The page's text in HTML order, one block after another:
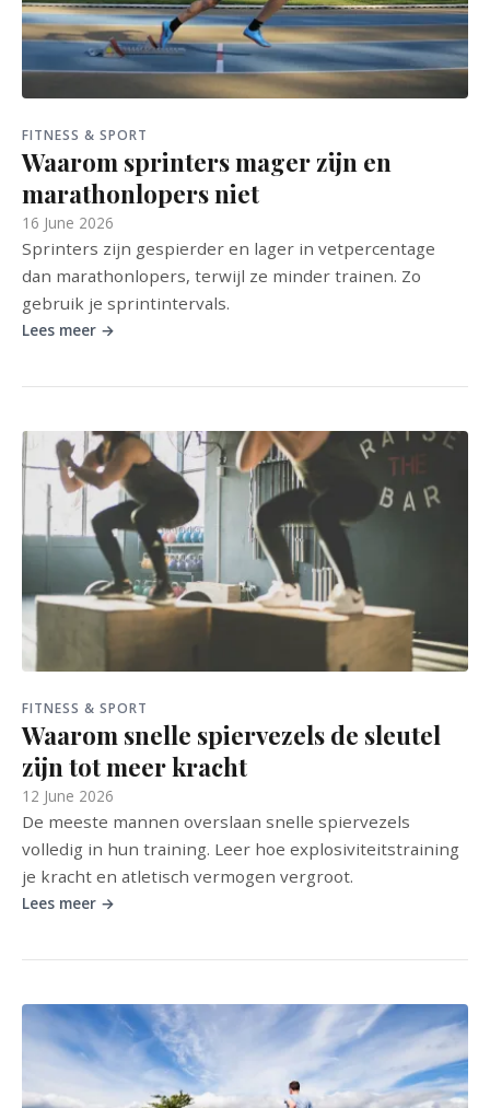
FITNESS & SPORT
Waarom sprinters mager zijn en
marathonlopers niet
16 June 2026
Sprinters zijn gespierder en lager in vetpercentage
dan marathonlopers, terwijl ze minder trainen. Zo
gebruik je sprintintervals.
Lees meer →
FITNESS & SPORT
Waarom snelle spiervezels de sleutel
zijn tot meer kracht
12 June 2026
De meeste mannen overslaan snelle spiervezels
volledig in hun training. Leer hoe explosiviteitstraining
je kracht en atletisch vermogen vergroot.
Lees meer →